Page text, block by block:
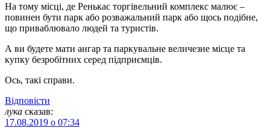
На тому місці, де Ренькас торгівельний комплекс малює –
повинен бути парк або розважальний парк або щось подібне,
що приваблювало людей та туристів.
А ви будете мати ангар та паркувальне величезне місце та
купку безробітних серед підприємців.
Ось, такі справи.
Відповіcти
лука сказав:
17.08.2019 о 07:34